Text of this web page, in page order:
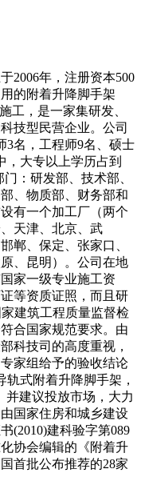
2006年，注册资本500
的附着升降脚手架
工，是一家集研发、
技型民营企业。公司
3名，工程师9名、硕士
，大专以上学历占到
：研发部、技术部、
、物质部、财务部和
有一个加工厂（两个
天津、北京、武
郸、保定、张家口、
、昆明）。公司在地
家一级专业施工资
等资质证照，而且研
建筑工程质量监督检
合国家规范要求。由
科技司的高度重视，
家组给予的验收结论
轨式附着升降脚手架，
并建议投放市场，大力
国家住房和城乡建设
(2010)建科验字第089
协会编辑的《附着升
首批公布推荐的28家